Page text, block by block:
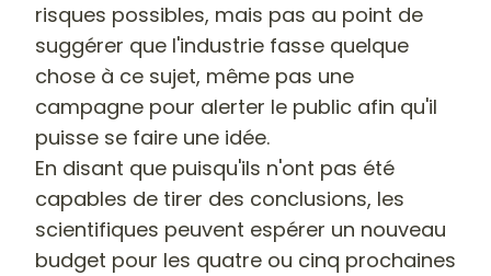
risques possibles, mais pas au point de
suggérer que l'industrie fasse quelque
chose à ce sujet, même pas une
campagne pour alerter le public afin qu'il
puisse se faire une idée.
En disant que puisqu'ils n'ont pas été
capables de tirer des conclusions, les
scientifiques peuvent espérer un nouveau
budget pour les quatre ou cinq prochaines